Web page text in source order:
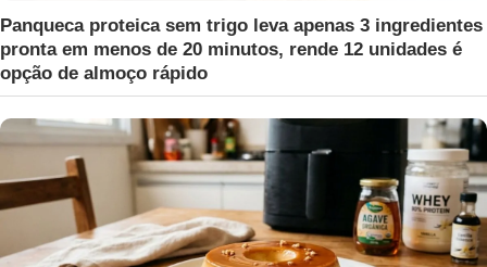
Panqueca proteica sem trigo leva apenas 3 ingredientes
pronta em menos de 20 minutos, rende 12 unidades é
opção de almoço rápido